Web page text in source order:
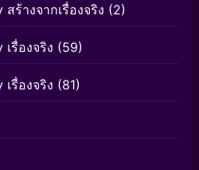
ร้างจากเรื่องจริง (2)
รื่องจริง (59)
รื่องจริง (81)